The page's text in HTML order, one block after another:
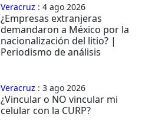
Veracruz : 4 ago 2026
¿Empresas extranjeras
demandaron a México por la
nacionalización del litio? |
Periodismo de análisis
Veracruz : 3 ago 2026
¿Vincular o NO vincular mi
celular con la CURP?